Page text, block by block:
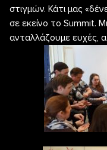
στιγμών. Κάτι μας
σε εκείνο το Summit.
ανταλλάζουμε ευχές,